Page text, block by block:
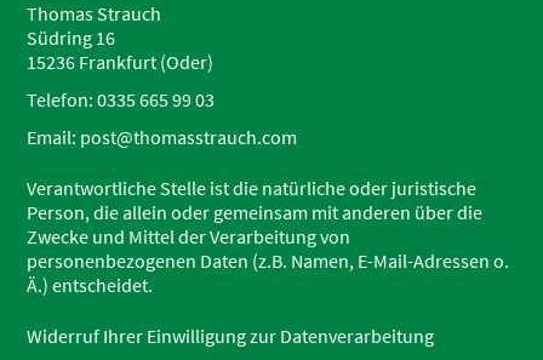
Thomas Strauch
Südring 16
15236 Frankfurt (Oder)
Telefon: 0335 665 99 03
Email: post@thomasstrauch.com
Verantwortliche Stelle ist die natürliche oder juristische
Person, die allein oder gemeinsam mit anderen über die
Zwecke und Mittel der Verarbeitung von
personenbezogenen Daten (z.B. Namen, E-Mail-Adressen o.
Ä.) entscheidet.
Widerruf Ihrer Einwilligung zur Datenverarbeitung